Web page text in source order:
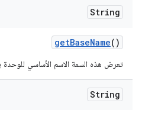
String
getBaseName()
تعرض هذه السمة الاسم الأساسي للوحدة
String